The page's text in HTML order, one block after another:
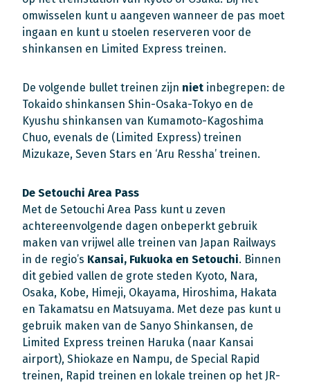
omwisselen kunt u aangeven wanneer de pas moet
ingaan en kunt u stoelen reserveren voor de
shinkansen en Limited Express treinen.
De volgende bullet treinen zijn niet inbegrepen: de
Tokaido shinkansen Shin-Osaka-Tokyo en de
Kyushu shinkansen van Kumamoto-Kagoshima
Chuo, evenals de (Limited Express) treinen
Mizukaze, Seven Stars en ‘Aru Ressha’ treinen.
De Setouchi Area Pass
Met de Setouchi Area Pass kunt u zeven
achtereenvolgende dagen onbeperkt gebruik
maken van vrijwel alle treinen van Japan Railways
in de regio’s Kansai, Fukuoka en Setouchi. Binnen
dit gebied vallen de grote steden Kyoto, Nara,
Osaka, Kobe, Himeji, Okayama, Hiroshima, Hakata
en Takamatsu en Matsuyama. Met deze pas kunt u
gebruik maken van de Sanyo Shinkansen, de
Limited Express treinen Haruka (naar Kansai
airport), Shiokaze en Nampu, de Special Rapid
treinen, Rapid treinen en lokale treinen op het JR-